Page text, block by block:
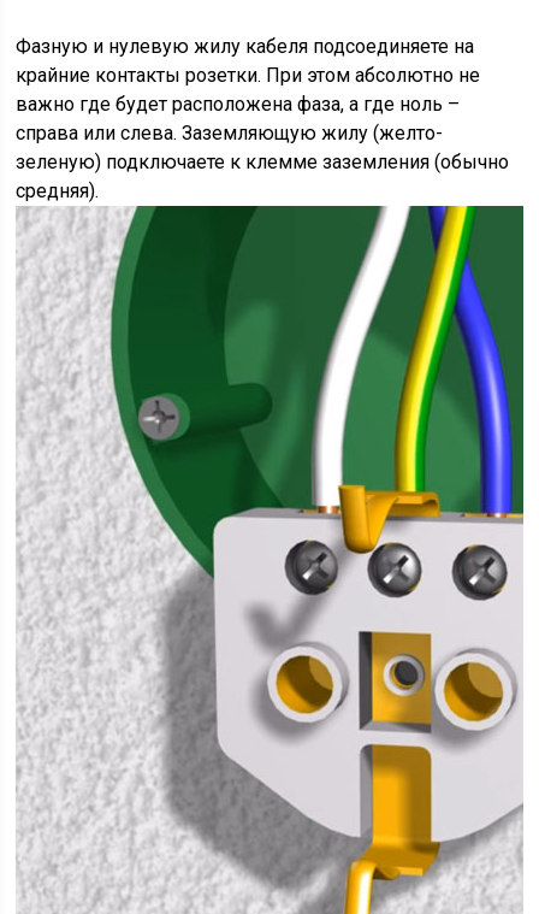
Фазную и нулевую жилу кабеля подсоединяете на
крайние контакты розетки. При этом абсолютно не
важно где будет расположена фаза, а где ноль –
справа или слева. Заземляющую жилу (желто-
зеленую) подключаете к клемме заземления (обычно
средняя).